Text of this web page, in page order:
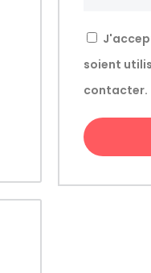
soient
contacter.